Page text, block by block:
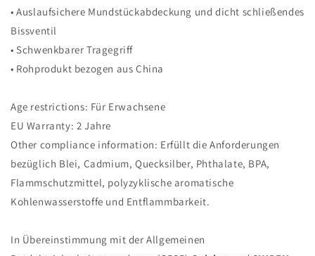
• Auslaufsichere Mundstückabdeckung und dicht schließendes
Bissventil
• Schwenkbarer Tragegriff
• Rohprodukt bezogen aus China
Age restrictions: Für Erwachsene
EU Warranty: 2 Jahre
Other compliance information: Erfüllt die Anforderungen
bezüglich Blei, Cadmium, Quecksilber, Phthalate, BPA,
Flammschutzmittel, polyzyklische aromatische
Kohlenwasserstoffe und Entflammbarkeit.
In Übereinstimmung mit der Allgemeinen